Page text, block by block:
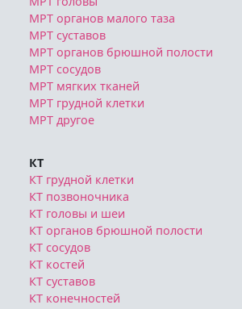
МРТ и КТ в Москве
МРТ
МРТ позвоночника
МРТ головы
МРТ органов брюшной полости
МРТ сосудов
МРТ мягких тканей
МРТ грудной клетки
МРТ другое
КТ
КТ грудной клетки